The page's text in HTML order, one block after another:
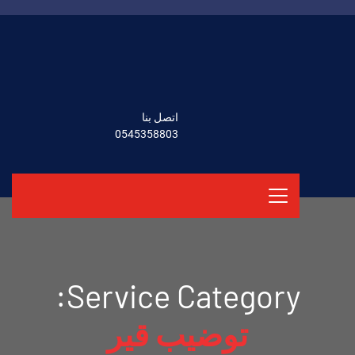
اتصل بنا
0545358803
Service Category:
توضيب قير